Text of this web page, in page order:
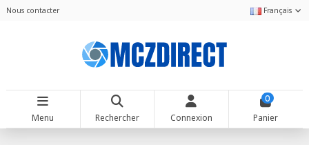
Nous contacter Français
Menu Rechercher Connexion
0
Panier